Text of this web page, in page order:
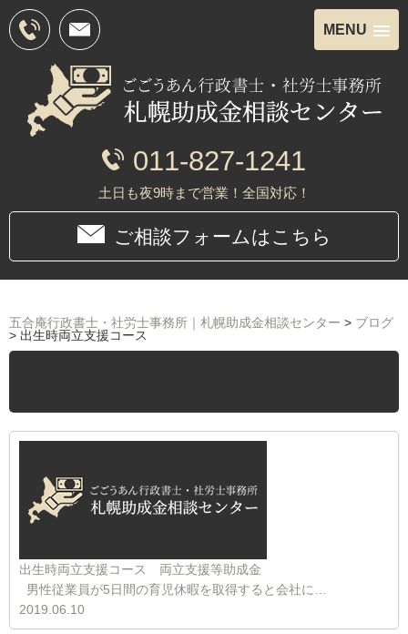
MENU
011-827-1241
土日も夜9時まで営業！全国対応！
ご相談フォームはこちら
五合庵行政書士・社労士事務所｜札幌助成金相談センター > ブログ
> 出⽣時両⽴支援コース
出生時両立支援コース 両立支援等助成金
男性従業員が5日間の育児休暇を取得すると会社に…
2019.06.10